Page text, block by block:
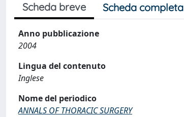
Scheda breve Scheda completa
Anno pubblicazione
2004
Lingua del contenuto
Inglese
Nome del periodico
ANNALS OF THORACIC SURGERY